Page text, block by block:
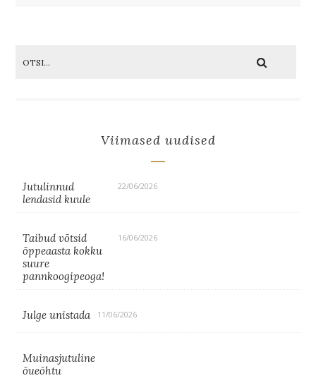
Viimased uudised
Jutulinnud
lendasid kuule
22/06/2026
Taibud võtsid
õppeaasta kokku
suure
pannkoogipeoga!
16/06/2026
Julge unistada 11/06/2026
Muinasjutuline
õueõhtu